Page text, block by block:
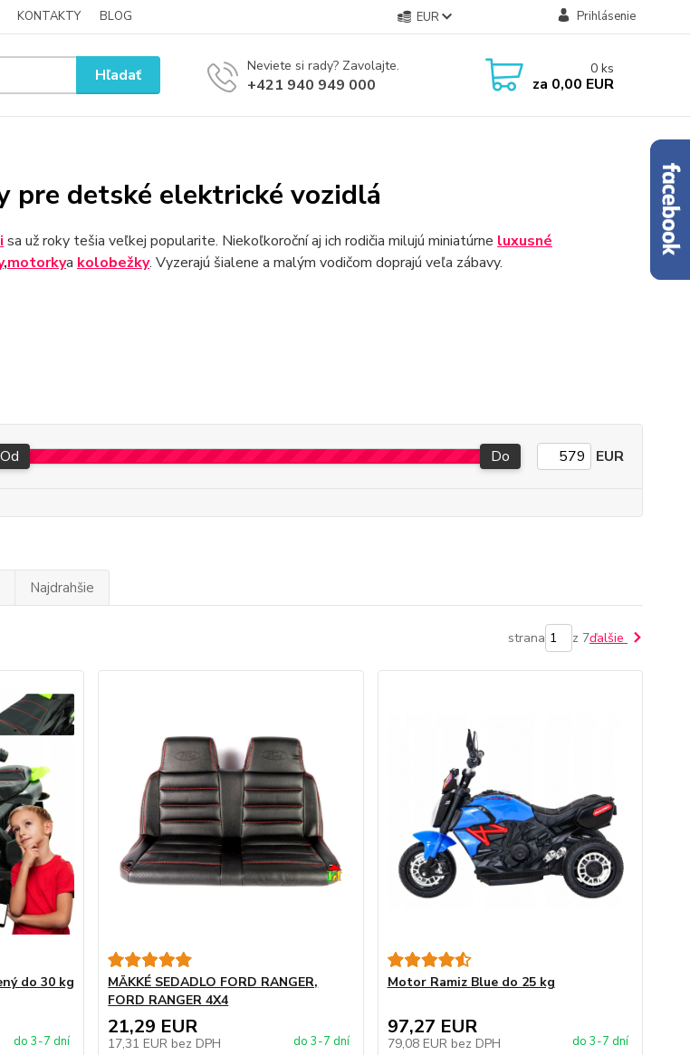
KONTAKTY BLOG EUR Prihlásenie
Hľadať Neviete si rady? Zavolajte.
+421 940 949 000
0 ks
za 0,00 EUR
pre detské elektrické vozidlá
sa už roky tešia veľkej popularite. Niekoľkoroční aj ich rodičia milujú miniatúrne luxusné
,motorkya kolobežky. Vyzerajú šialene a malým vodičom doprajú veľa zábavy.
Od Do EUR
Najdrahšie
strana z 7ďalšie
do 30 kg
do 3-7 dní
MÄKKÉ SEDADLO FORD RANGER,
FORD RANGER 4X4
21,29 EUR
17,31 EUR bez DPH do 3-7 dní
Motor Ramiz Blue do 25 kg
97,27 EUR
79,08 EUR bez DPH do 3-7 dní